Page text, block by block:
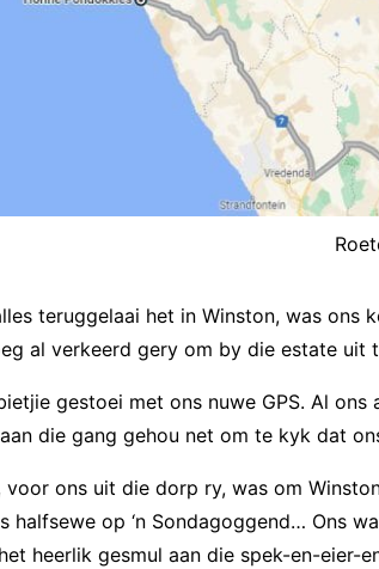
teruggelaai het in Winston, was
al verkeerd gery om by die estate uit
gestoei met ons nuwe GPS. Al
die gang gehou net om te kyk dat
voor ons uit die dorp ry, was om
halfsewe op ‘n Sondagoggend… Ons
heerlik gesmul aan die spek-en-eier-